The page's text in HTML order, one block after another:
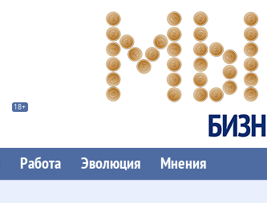
Работа Эволюция Мнения